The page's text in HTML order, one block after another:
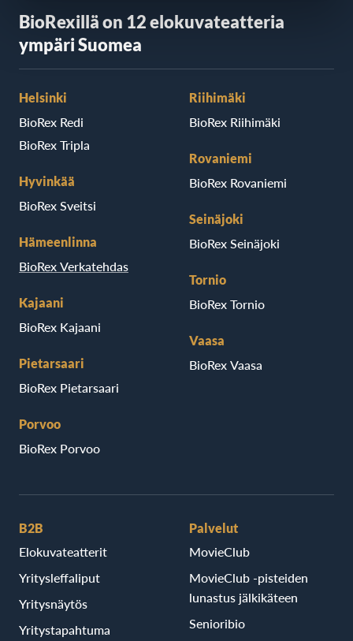
BioRexillä on 12 elokuvateatteria
ympäri Suomea
Helsinki
BioRex Redi
BioRex Tripla
Hyvinkää
BioRex Sveitsi
Hämeenlinna
BioRex Verkatehdas
Kajaani
BioRex Kajaani
Pietarsaari
BioRex Pietarsaari
Porvoo
BioRex Porvoo
Riihimäki
BioRex Riihimäki
Rovaniemi
BioRex Rovaniemi
Seinäjoki
BioRex Seinäjoki
Tornio
BioRex Tornio
Vaasa
BioRex Vaasa
B2B
Elokuvateatterit
Yritysleffaliput
Yritysnäytös
Yritystapahtuma
Palvelut
MovieClub
MovieClub -pisteiden
lunastus jälkikäteen
Senioribio